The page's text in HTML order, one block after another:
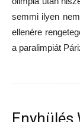
semmi ilyen
ellenére
a paralimpiát